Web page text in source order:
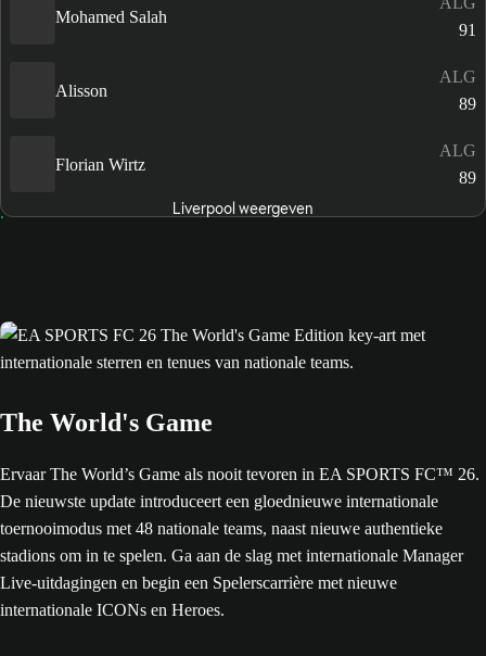
Mohamed Salah
91
Alisson
ALG
89
Florian Wirtz
ALG
89
Liverpool weergeven
The World's Game
Ervaar The World’s Game als nooit tevoren in EA SPORTS FC™ 26.
De nieuwste update introduceert een gloednieuwe internationale
toernooimodus met 48 nationale teams, naast nieuwe authentieke
stadions om in te spelen. Ga aan de slag met internationale Manager
Live-uitdagingen en begin een Spelerscarrière met nieuwe
internationale ICONs en Heroes.